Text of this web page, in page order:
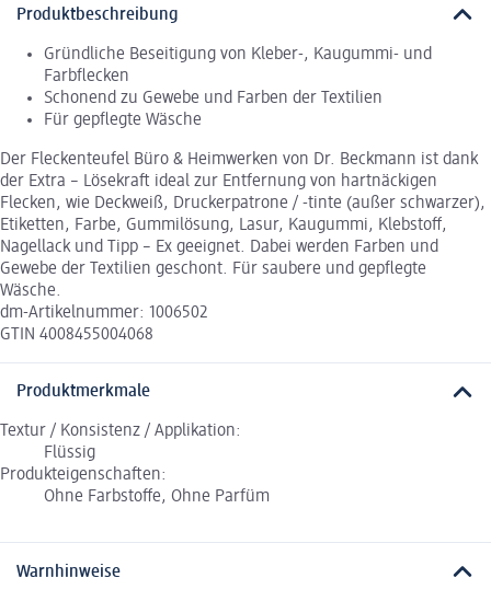
Produktbeschreibung
Gründliche Beseitigung von Kleber-, Kaugummi- und
Farbflecken
Schonend zu Gewebe und Farben der Textilien
Für gepflegte Wäsche
Der Fleckenteufel Büro & Heimwerken von Dr. Beckmann ist dank
der Extra – Lösekraft ideal zur Entfernung von hartnäckigen
Flecken, wie Deckweiß, Druckerpatrone / -tinte (außer schwarzer),
Etiketten, Farbe, Gummilösung, Lasur, Kaugummi, Klebstoff,
Nagellack und Tipp – Ex geeignet. Dabei werden Farben und
Gewebe der Textilien geschont. Für saubere und gepflegte
Wäsche.
dm-Artikelnummer: 1006502
GTIN 4008455004068
Produktmerkmale
Textur / Konsistenz / Applikation:
Flüssig
Produkteigenschaften:
Ohne Farbstoffe, Ohne Parfüm
Warnhinweise